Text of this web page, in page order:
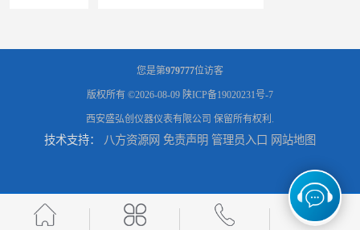
盛弘创压力变送器SMP131 液体压力传感器负压计 盛弘创压力变送器40.1010 液体压力传感器负压计
您是第979777位访客
版权所有 ©2026-08-09 陕ICP备19020231号-7
西安盛弘创仪器仪表有限公司 保留所有权利.
技术支持： 八方资源网 免责声明 管理员入口 网站地图